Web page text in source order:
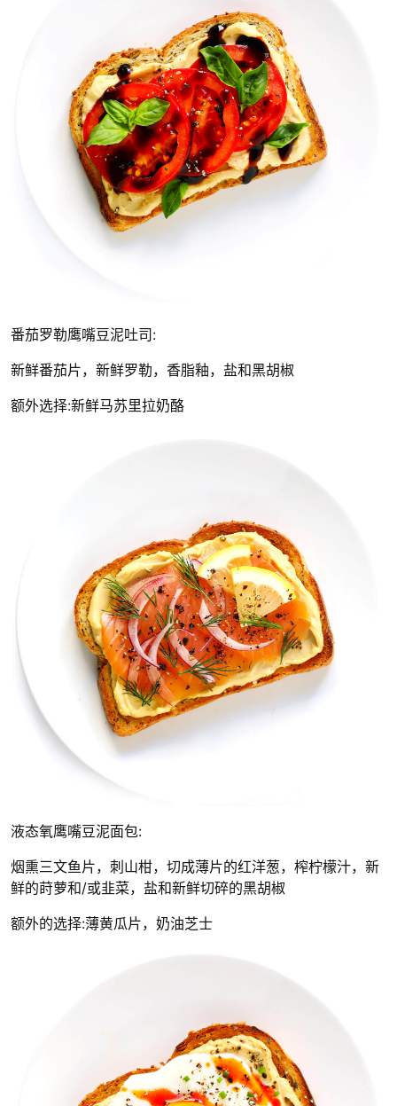
番茄罗勒鹰嘴豆泥吐司:
新鲜番茄片，新鲜罗勒，香脂釉，盐和黑胡椒
额外选择:新鲜马苏里拉奶酪
液态氧鹰嘴豆泥面包:
烟熏三文鱼片，刺山柑，切成薄片的红洋葱，榨柠檬汁，新
鲜的莳萝和/或韭菜，盐和新鲜切碎的黑胡椒
额外的选择:薄黄瓜片，奶油芝士